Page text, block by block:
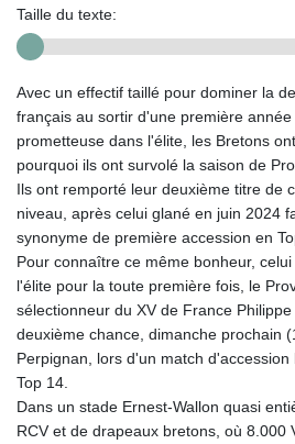
Taille du texte:
Avec un effectif taillé pour dominer la
français au sortir d'une première
prometteuse dans l'élite, les Bretons
pourquoi ils ont survolé la saison de Pro
Ils ont remporté leur deuxième titre de
niveau, après celui glané en juin 2024
synonyme de première accession en
Pour connaître ce même bonheur,
l'élite pour la toute première fois, le
sélectionneur du XV de France
deuxième chance, dimanche prochain
Perpignan, lors d'un match
Top 14.
Dans un stade Ernest-Wallon quasi
RCV et de drapeaux bretons, où 8.000